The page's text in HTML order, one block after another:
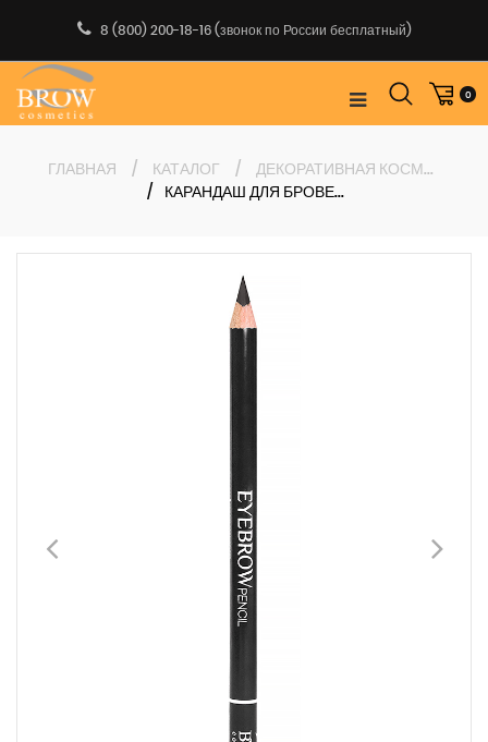
8 (800) 200-18-16(звонок по России бесплатный)
0
ГЛАВНАЯ КАТАЛОГ
ДЕКОРАТИВНАЯ КОСМЕТИКА
КАРАНДАШ ДЛЯ БРОВЕЙ BROW COSMETICS ГРАФИТ ТОН 33